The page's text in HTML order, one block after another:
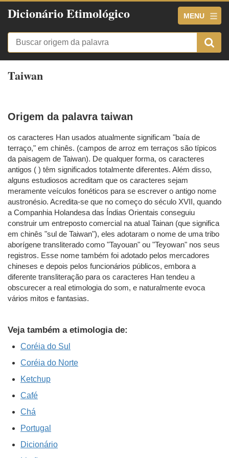
Dicionário Etimológico MENU
Taiwan
Origem da palavra taiwan
os caracteres Han usados atualmente significam "baía de
terraço," em chinês. (campos de arroz em terraços são típicos
da paisagem de Taiwan). De qualquer forma, os caracteres
antigos ( ) têm significados totalmente diferentes. Além disso,
alguns estudiosos acreditam que os caracteres sejam
meramente veículos fonéticos para se escrever o antigo nome
austronésio. Acredita-se que no começo do século XVII, quando
a Companhia Holandesa das Índias Orientais conseguiu
construir um entreposto comercial na atual Tainan (que significa
em chinês "sul de Taiwan"), eles adotaram o nome de uma tribo
aborígene transliterado como "Tayouan" ou "Teyowan" nos seus
registros. Esse nome também foi adotado pelos mercadores
chineses e depois pelos funcionários públicos, embora a
diferente transliteração para os caracteres Han tendeu a
obscurecer a real etimologia do som, e naturalmente evoca
vários mitos e fantasias.
Veja também a etimologia de:
Coréia do Sul
Coréia do Norte
Ketchup
Café
Chá
Portugal
Dicionário